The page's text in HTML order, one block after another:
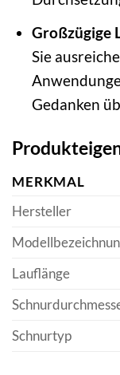
Großzügige
Sie
Gedanken
MERKMAL
Hersteller
Lauflänge
Schnurtyp